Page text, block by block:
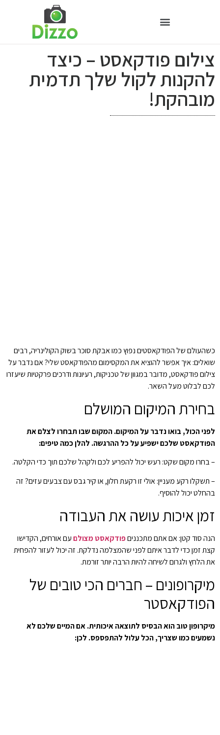
צילום פודקאסט – כיצד
להקנות לקול שלך תדמית
מובהקת!
כשהעולם של הפודקאסטים נפוץ כמו אבקת סוכר בשוק הקולינריה, רבים
שואלים: איך אפשר להוציא את המקסימום מהפודקאסט שלי? אם נדבר על
צילום פודקאסט, מדובר במגוון של טכניקות, רעיונות ודרכים פרקטיות שיעזרו
לכם לבלוט מעל השאר.
בחירת המיקום המושלם
לפני הכול, בואו נדבר על המיקום. המקום שבו תבחרו לצלם את
הפודקאסט שלכם ישפיע על כל ההרגשה. להלן כמה טיפים:
– בחרו מקום שקט: רעש יכול להפריע לכם ולקהל שלכם תוך כדי הקלטה.
– תשקלו רקע מעניין: אולי זו רקעת חלון, או קיר גבס עם צבעים עזים? זה
בהחלט יכול להוסיף.
זמן איכות עושה את העבודה
הנה סוד קטן: אם אתם מתכנניםפודקאסט מצולםעם אורחים, הקדישו
קצת זמן כדי לדבר איתם לפני שהמצלמה נדלקת. זה יכול לעזור להפחית
את הלחץ ולגרום לשיחה להיות הרבה יותר זורמת.
מיקרופונים – חברים הכי טובים של
הפודקאסטר
מיקרופון טוב הוא הבסיס לתוצאה איכותית. אם המיים שלכם לא
נשמעים כמו שצריך, הכל עלול להתפספס. לכן: